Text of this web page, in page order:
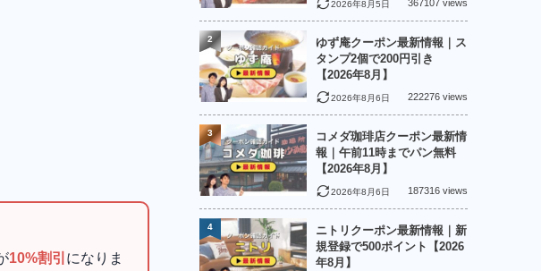
10%割引 になりま
2026年8月5日 367107 views
ゆず庵クーポン最新情報｜ス
タンプ2個で200円引き
【2026年8月】
2026年8月6日 222276 views
2
コメダ珈琲店クーポン最新情
報｜午前11時までパン無料
【2026年8月】
2026年8月6日 187316 views
3
ニトリクーポン最新情報｜新
規登録で500ポイント【2026
年8月】
4